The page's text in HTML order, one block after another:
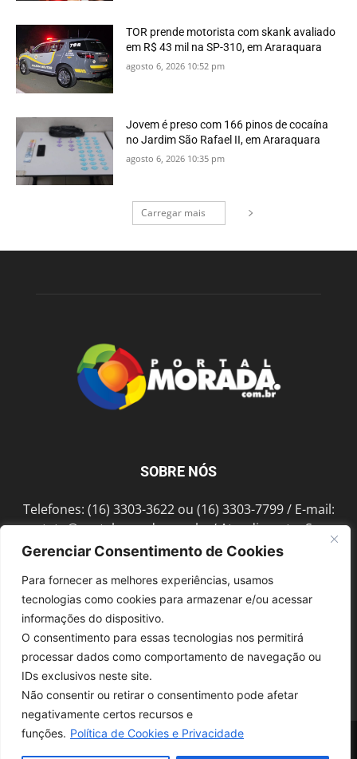
Gerenciar Consentimento de Cookies
Para fornecer as melhores experiências, usamos
tecnologias como cookies para armazenar e/ou acessar
informações do dispositivo.
O consentimento para essas tecnologias nos permitirá
processar dados como comportamento de navegação ou
IDs exclusivos neste site.
Não consentir ou retirar o consentimento pode afetar
negativamente certos recursos e
funções. Política de Cookies e Privacidade
TOR prende motorista com skank avaliado
em R$ 43 mil na SP-310, em Araraquara
agosto 6, 2026 10:52 pm
Jovem é preso com 166 pinos de cocaína
no Jardim São Rafael II, em Araraquara
agosto 6, 2026 10:35 pm
Carregar mais
SOBRE NÓS
Telefones: (16) 3303-3622 ou (16) 3303-7799 / E-mail:
contato@portalmorada.com.br/ Atendimento: Seg a
Sex das 8h às 18h / Endereço: Av. Bento de Abreu, 889
SIGA-NOS
© 1997-2022, GRUPO ROBERTO MONTORO É proibida a reprodução do
conteúdo em qualquer meio de comunicação, eletrônico ou impresso,